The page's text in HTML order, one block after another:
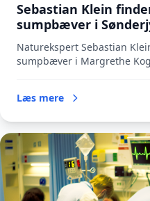
Sebastian Klein
sumpbæver i
Naturekspert Sebastian
sumpbæver i Margrethe
Læs mere